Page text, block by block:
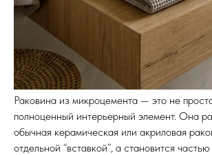
Раковина из микроцемента — это не
полноценный интерьерный элемент. Она
обычная керамическая или акриловая
отдельной “вставкой”, а становится